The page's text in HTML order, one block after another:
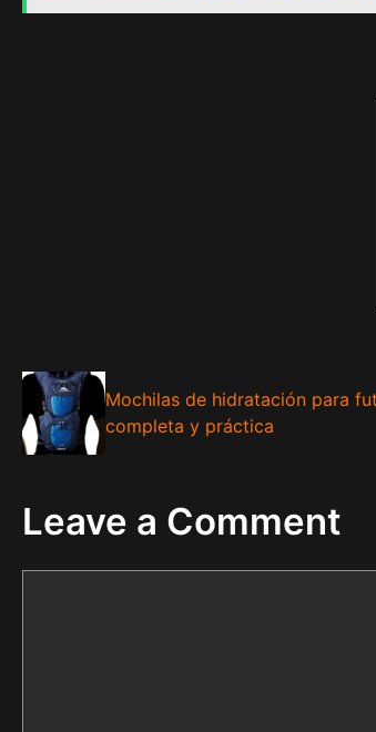
Mochilas de hidratación para
completa y práctica
Leave a Comment